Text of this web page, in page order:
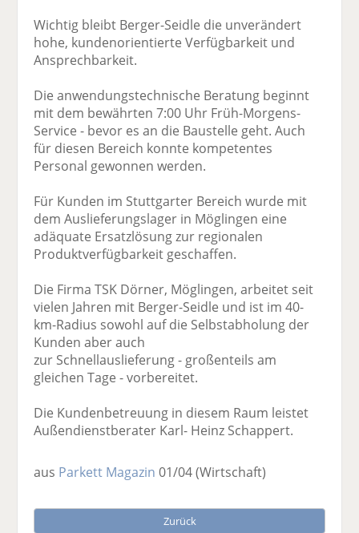
Wichtig bleibt Berger-Seidle die unverändert
hohe, kundenorientierte Verfügbarkeit und
Ansprechbarkeit.
Die anwendungstechnische Beratung beginnt
mit dem bewährten 7:00 Uhr Früh-Morgens-
Service - bevor es an die Baustelle geht. Auch
für diesen Bereich konnte kompetentes
Personal gewonnen werden.
Für Kunden im Stuttgarter Bereich wurde mit
dem Auslieferungslager in Möglingen eine
adäquate Ersatzlösung zur regionalen
Produktverfügbarkeit geschaffen.
Die Firma TSK Dörner, Möglingen, arbeitet seit
vielen Jahren mit Berger-Seidle und ist im 40-
km-Radius sowohl auf die Selbstabholung der
Kunden aber auch
zur Schnellauslieferung - großenteils am
gleichen Tage - vorbereitet.
Die Kundenbetreuung in diesem Raum leistet
Außendienstberater Karl- Heinz Schappert.
aus Parkett Magazin 01/04(Wirtschaft)
Zurück